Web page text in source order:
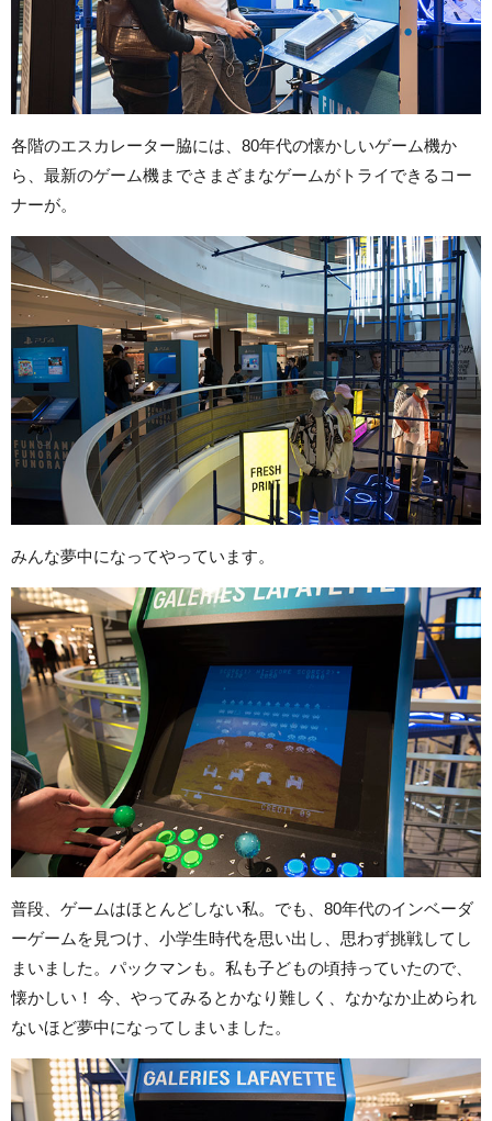
各階のエスカレーター脇には、80年代の懐かしいゲーム機か
ら、最新のゲーム機までさまざまなゲームがトライできるコー
ナーが。
みんな夢中になってやっています。
普段、ゲームはほとんどしない私。でも、80年代のインベーダ
ーゲームを見つけ、小学生時代を思い出し、思わず挑戦してし
まいました。パックマンも。私も子どもの頃持っていたので、
懐かしい！ 今、やってみるとかなり難しく、なかなか止められ
ないほど夢中になってしまいました。